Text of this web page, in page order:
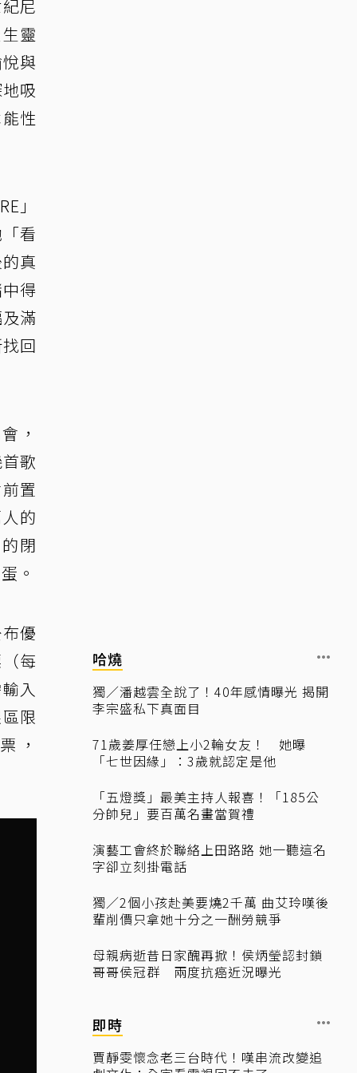
尼
靈
與
吸
性
」
看
真
得
滿
回
，
歌
置
的
閉
。
優
每
入
限
，
哈燒
獨／潘越雲全說了！40年感情曝光 揭開
李宗盛私下真面目
71歲姜厚任戀上小2輪女友！ 她曝
「七世因緣」：3歲就認定是他
「五燈獎」最美主持人報喜！「185公
分帥兒」要百萬名畫當賀禮
演藝工會終於聯絡上田路路 她一聽這名
字卻立刻掛電話
獨／2個小孩赴美要燒2千萬 曲艾玲嘆後
輩削價只拿她十分之一酬勞競爭
母親病逝昔日家醜再掀！侯炳瑩認封鎖
哥哥侯冠群 兩度抗癌近況曝光
即時
賈靜雯懷念老三台時代！嘆串流改變追